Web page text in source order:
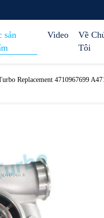
sản
Video
Về
Tôi
Replacement 4710967699